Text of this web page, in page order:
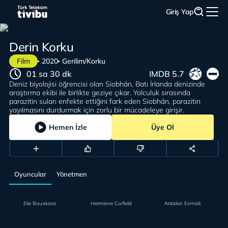
Giriş Yap
Film 2020 Gerilim/Korku
Derin Korku
Deniz biyolojisi öğrencisi olan Siobhán, Batı İrlanda denizinde
araştırma ekibi ile birlikte geziye çıkar. Yolculuk sırasında
parazitin suları enfekte ettiğini fark eden Siobhán, parazitin
yayılmasını durdurmak için zorlu bir mücadeleye girişir.
01 sa 30 dk IMDB 5.7
Hemen İzle Üye Ol
Oyuncular Yönetmen
Elie Bouakaze Hermione Corfield Ardalan Esmaili